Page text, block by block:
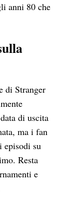
anni 80 che
di Stranger
di uscita
ma i fan
episodi su
Resta
e